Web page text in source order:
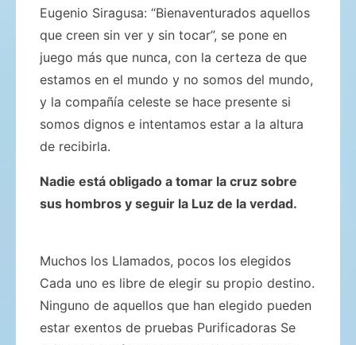
Eugenio Siragusa: “Bienaventurados aquellos
que creen sin ver y sin tocar”, se pone en
juego más que nunca, con la certeza de que
estamos en el mundo y no somos del mundo,
y la compañía celeste se hace presente si
somos dignos e intentamos estar a la altura
de recibirla.
Nadie está obligado a tomar la cruz sobre
sus hombros y seguir la Luz de la verdad.
Muchos los Llamados, pocos los elegidos
Cada uno es libre de elegir su propio destino.
Ninguno de aquellos que han elegido pueden
estar exentos de pruebas Purificadoras Se